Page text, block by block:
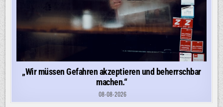
„Wir müssen Gefahren akzeptieren und beherrschbar
machen.“
08-08-2026